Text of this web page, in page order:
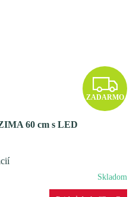
Z
A
R
ZADARMO
60 cm s LED
Skladom